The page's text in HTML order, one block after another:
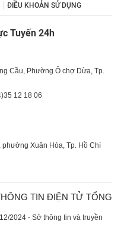
ĐIỀU KHOẢN SỬ DỤNG
Tuyến 24h
Cầu, Phường Ô chợ Dừa, Tp.
35 12 18 06
phường Xuân Hòa, Tp. Hồ Chí
TIN ĐIỆN TỬ TỔNG
2024 - Sở thông tin và truyền